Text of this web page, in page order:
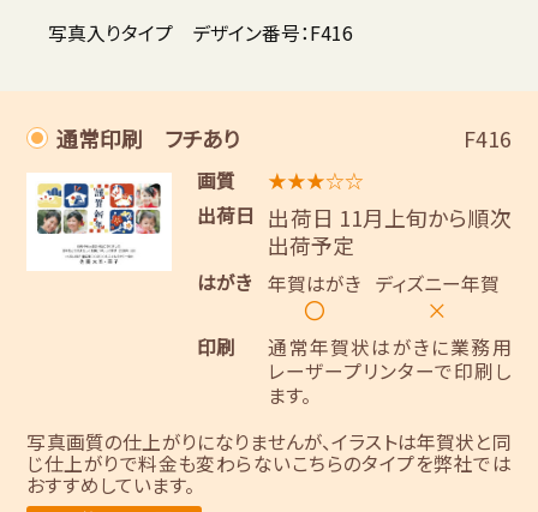
写真入りタイプ デザイン番号：F416
通常印刷 フチあり F416
画質
★★★☆☆
出荷日
出荷日 11月上旬から順次
出荷予定
はがき 年賀はがき
〇
ディズニー年賀
×
印刷
通常年賀状はがきに業務用
レーザープリンターで印刷し
ます。
写真画質の仕上がりになりませんが、イラストは年賀状と同
じ仕上がりで料金も変わらないこちらのタイプを弊社では
おすすめしています。